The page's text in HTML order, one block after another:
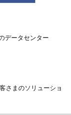
データセンター
さまのソリューショ